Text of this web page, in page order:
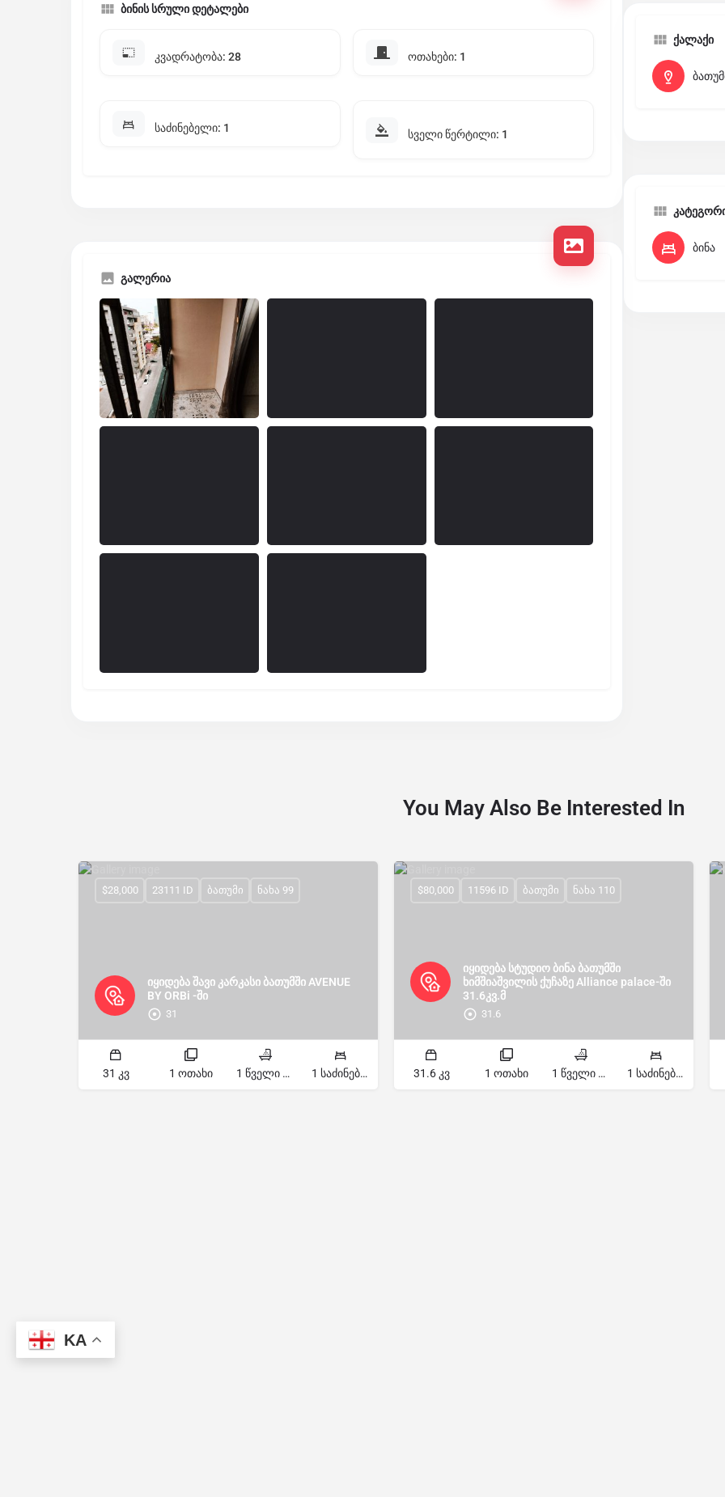
ბინის სრული დეტალები
კვადრატობა: 28 ოთახები: 1
საძინებელი: 1 სველი წერტილი: 1
გალერია
ქალაქი
ბინა
You May Also Be Interested In
იყიდება შავი კარკასი ბათუმში AVENUE
BY ORBi -ში
31
$28,000 23111 ID ბათუმი ნახა 99
31 კვ 1 ოთახი 1 წველი წერტილი 1 საძინებელი
იყიდება სტუდიო ბინა ბათუმში
ხიმშიაშვილის ქუჩაზე Alliance palace-ში
31.6კვ.მ
31.6
$80,000 11596 ID ბათუმი ნახა 110
31.6 კვ 1 ოთახი 1 წველი წერტილი 1 საძინებელი
KA